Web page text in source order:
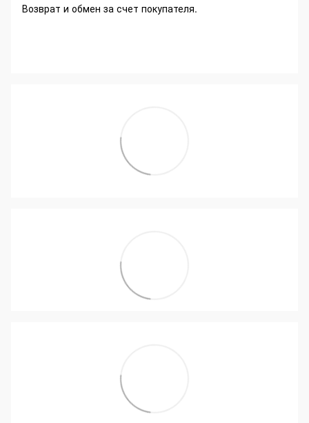
Возврат и обмен за счет покупателя.